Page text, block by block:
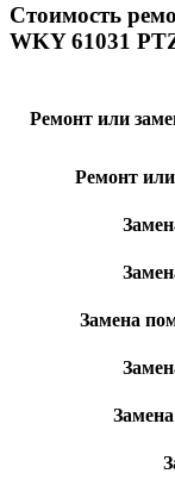
Стоимость
WKY 61031
Ремонт или
Ремонт или
Замена